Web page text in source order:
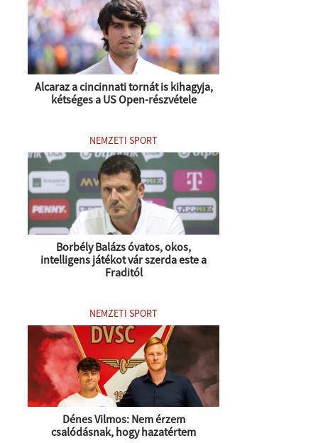
Alcaraz a cincinnati tornát is kihagyja,
kétséges a US Open-részvétele
NEMZETI SPORT
Borbély Balázs óvatos, okos,
intelligens játékot vár szerda este a
Fraditól
NEMZETI SPORT
Dénes Vilmos: Nem érzem
csalódásnak, hogy hazatértem